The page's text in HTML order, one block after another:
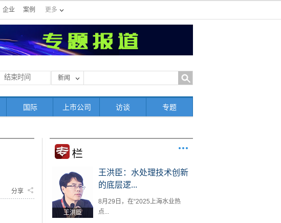
企业 案例 更多
新闻
国际 上市公司 访谈 专题
分享
王洪臣
王洪臣：水处理技术创新
的底层逻...
8月29日，在“2025上海水业热
点...